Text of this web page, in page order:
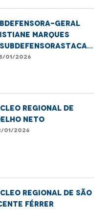
Geral
Marques
Protetiva
01/2026
REGIONAL DE
NETO
01/2026
REGIONAL DE SÃO
FÉRRER